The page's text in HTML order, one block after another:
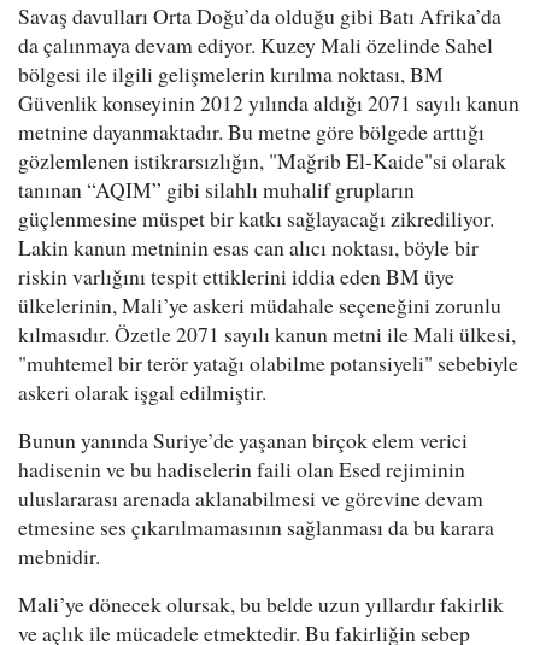
Savaş davulları Orta Doğu’da olduğu gibi Batı Afrika’da
da çalınmaya devam ediyor. Kuzey Mali özelinde Sahel
bölgesi ile ilgili gelişmelerin kırılma noktası, BM
Güvenlik konseyinin 2012 yılında aldığı 2071 sayılı kanun
metnine dayanmaktadır. Bu metne göre bölgede arttığı
gözlemlenen istikrarsızlığın, "Mağrib El-Kaide"si olarak
tanınan “AQIM” gibi silahlı muhalif grupların
güçlenmesine müspet bir katkı sağlayacağı zikrediliyor.
Lakin kanun metninin esas can alıcı noktası, böyle bir
riskin varlığını tespit ettiklerini iddia eden BM üye
ülkelerinin, Mali’ye askeri müdahale seçeneğini zorunlu
kılmasıdır. Özetle 2071 sayılı kanun metni ile Mali ülkesi,
"muhtemel bir terör yatağı olabilme potansiyeli" sebebiyle
askeri olarak işgal edilmiştir.
Bunun yanında Suriye’de yaşanan birçok elem verici
hadisenin ve bu hadiselerin faili olan Esed rejiminin
uluslararası arenada aklanabilmesi ve görevine devam
etmesine ses çıkarılmamasının sağlanması da bu karara
mebnidir.
Mali’ye dönecek olursak, bu belde uzun yıllardır fakirlik
ve açlık ile mücadele etmektedir. Bu fakirliğin sebep